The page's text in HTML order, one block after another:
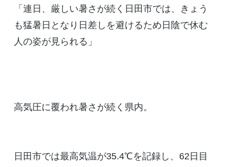
「連日、厳しい暑さが続く日田市では、きょう
も猛暑日となり日差しを避けるため日陰で休む
人の姿が見られる」
高気圧に覆われ暑さが続く県内。
日田市では最高気温が35.4℃を記録し、62日目